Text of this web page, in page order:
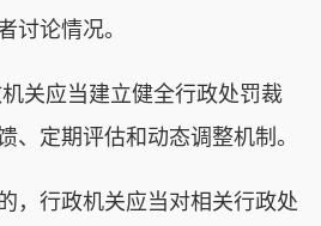
讨论情况。
应当建立健全行政处罚裁
、定期评估和动态调整机制。
行政机关应当对相关行政处